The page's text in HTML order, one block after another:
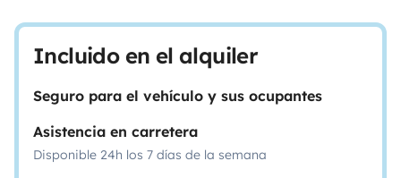
Incluido en el alquiler
Seguro para el vehículo y sus ocupantes
Asistencia en carretera
Disponible 24h los 7 días de la semana